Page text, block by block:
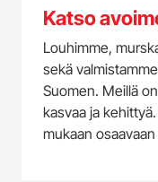
Katso
Louhimme,
sekä
Suomen. Meillä
kasvaa ja
mukaan